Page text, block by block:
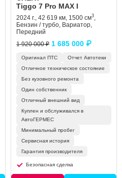
Tiggo 7 Pro MAX I
2024 г., 42 619 км, 1500 см3,
Бензин / турбо, Вариатор,
Передний
1 920 000 ₽ 1 685 000 ₽
Оригинал ПТС
Отчет Автотеки
Отличное техническое состояние
Без кузовного ремонта
Один собственник
Отличный внешний вид
Куплен и обслуживался в
АвтоГЕРМЕС
Минимальный пробег
Сервисная история
Гарантия производителя
Безопасная сделка